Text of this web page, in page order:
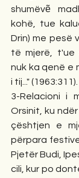
shumëvẽ
kohë, tue
Drin) me pesë
të mjerë, t'ue
nuk ka qenë e
i tij..." (1963:311).
3-Relacioni i
Orsinit, ku
çështjen e
përpara
Pjetër Budi,
cili, kur po